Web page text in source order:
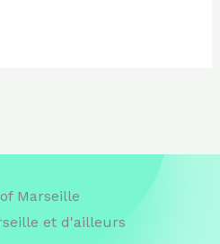
Marseille
et d'ailleurs